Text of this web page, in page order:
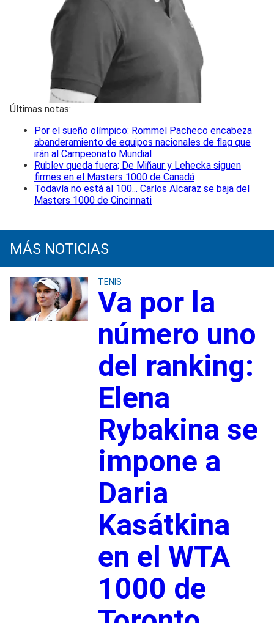
Últimas notas:
Por el sueño olímpico: Rommel Pacheco encabeza
abanderamiento de equipos nacionales de flag que
irán al Campeonato Mundial
Rublev queda fuera; De Miñaur y Lehecka siguen
firmes en el Masters 1000 de Canadá
Todavía no está al 100... Carlos Alcaraz se baja del
Masters 1000 de Cincinnati
MÁS NOTICIAS
TENIS
Va por la
número uno
del ranking:
Elena
Rybakina se
impone a
Daria
Kasátkina
en el WTA
1000 de